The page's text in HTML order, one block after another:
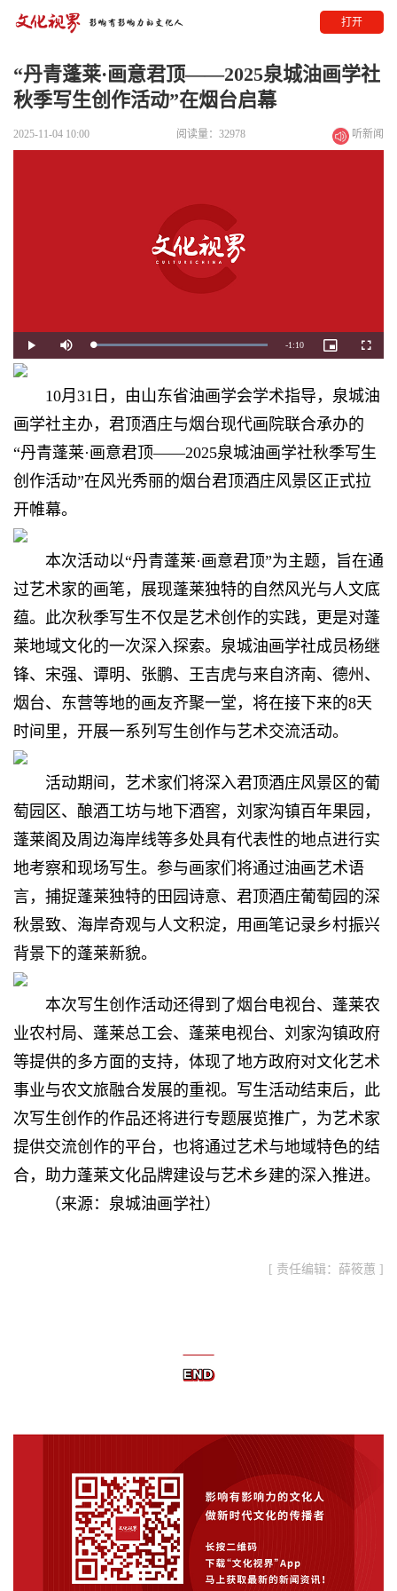
打开
“丹青蓬莱·画意君顶——2025泉城油画学社
秋季写生创作活动”在烟台启幕
2025-11-04 10:00 阅读量：32978 听新闻
Play Mute Loaded:
Remaining
-1:10
Picture-
in-
10月31日，由山东省油画学会学术指导，泉城油
画学社主办，君顶酒庄与烟台现代画院联合承办的
“丹青蓬莱·画意君顶——2025泉城油画学社秋季写生
创作活动”在风光秀丽的烟台君顶酒庄风景区正式拉
开帷幕。
本次活动以“丹青蓬莱·画意君顶”为主题，旨在通
过艺术家的画笔，展现蓬莱独特的自然风光与人文底
蕴。此次秋季写生不仅是艺术创作的实践，更是对蓬
莱地域文化的一次深入探索。 泉城油画学社成员杨继
锋、宋强、谭明、张鹏、王吉虎与来自济南、德州、
烟台、东营等地的画友齐聚一堂，将在接下来的8天
时间里，开展一系列写生创作与艺术交流活动。
活动期间，艺术家们将深入君顶酒庄风景区的葡
萄园区、酿酒工坊与地下酒窖，刘家沟镇百年果园，
蓬莱阁及周边海岸线等多处具有代表性的地点进行实
地考察和现场写生。参与画家们将通过油画艺术语
言，捕捉蓬莱独特的田园诗意、君顶酒庄葡萄园的深
秋景致、海岸奇观与人文积淀，用画笔记录乡村振兴
背景下的蓬莱新貌。
本次写生创作活动还得到了烟台电视台、蓬莱农
业农村局、蓬莱总工会、蓬莱电视台、刘家沟镇政府
等提供的多方面的支持，体现了地方政府对文化艺术
事业与农文旅融合发展的重视。写生活动结束后，此
次写生创作的作品还将进行专题展览推广，为艺术家
提供交流创作的平台，也将通过艺术与地域特色的结
合，助力蓬莱文化品牌建设与艺术乡建的深入推进。
（来源： 泉城油画学社）
[ 责任编辑：薛筱蕙 ]